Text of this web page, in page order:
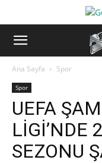
Ana Sayfa Spor
Spor
UEFA
LİGİ’NDE
SEZONU